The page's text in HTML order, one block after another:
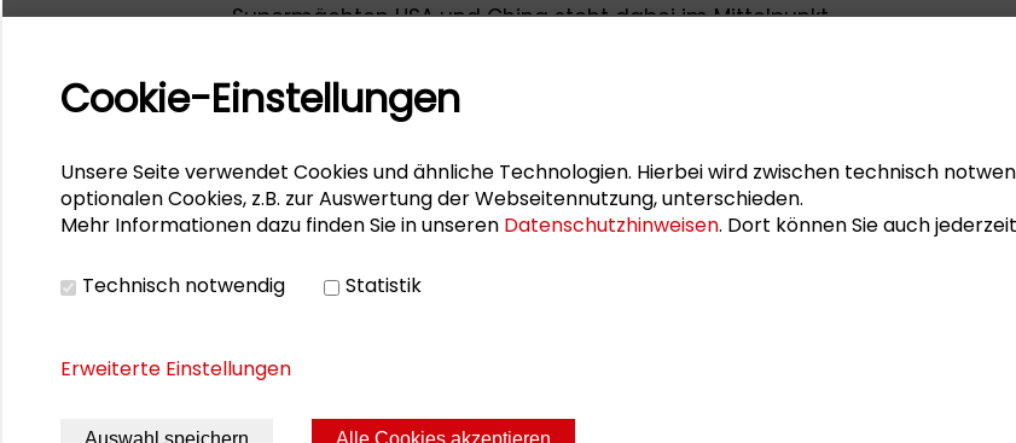
Supermächten USA und China steht dabei im Mittelpunkt.
Mehr zu den kommenden Veranstaltungen finden Sie auch auf
unsererInternetseite, via
Mit herzlichen Grüßen
Praktikantin der Schader-Stiftung
Cookie-Einstellungen
Unsere Seite verwendet Cookies und ähnliche Technologien. Hierbei wird zwischen technisch
optionalen Cookies, z.B. zur Auswertung der Webseitennutzung, unterschieden.
Mehr Informationen dazu finden Sie in unseren Datenschutzhinweisen. Dort können Sie auch
Technisch notwendig Statistik
Erweiterte Einstellungen
Auswahl speichern Alle Cookies akzeptieren